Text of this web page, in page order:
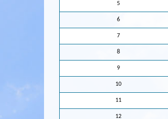
5
6
7
8
9
10
11
12